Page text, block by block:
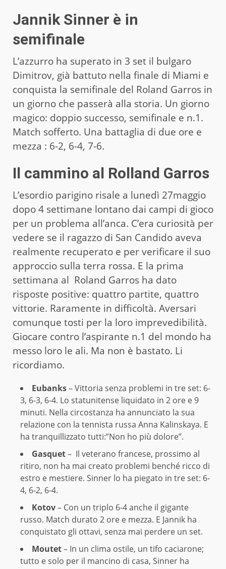
Jannik Sinner è in
semifinale
L’azzurro ha superato in 3 set il bulgaro
Dimitrov, già battuto nella finale di Miami e
conquista la semifinale del Roland Garros in
un giorno che passerà alla storia. Un giorno
magico: doppio successo, semifinale e n.1.
Match sofferto. Una battaglia di due ore e
mezza : 6-2, 6-4, 7-6.
Il cammino al Rolland Garros
L’esordio parigino risale a lunedì 27maggio
dopo 4 settimane lontano dai campi di gioco
per un problema all’anca. C’era curiosità per
vedere se il ragazzo di San Candido aveva
realmente recuperato e per verificare il suo
approccio sulla terra rossa. E la prima
settimana al Roland Garros ha dato
risposte positive: quattro partite, quattro
vittorie. Raramente in difficoltà. Aversari
comunque tosti per la loro imprevedibilità.
Giocare contro l’aspirante n.1 del mondo ha
messo loro le ali. Ma non è bastato. Li
ricordiamo.
Eubanks– Vittoria senza problemi in tre set: 6-
3, 6-3, 6-4. Lo statunitense liquidato in 2 ore e 9
minuti. Nella circostanza ha annunciato la sua
relazione con la tennista russa Anna Kalinskaya. E
ha tranquillizzato tutti:”Non ho più dolore”.
Gasquet– Il veterano francese, prossimo al
ritiro, non ha mai creato problemi benché ricco di
estro e mestiere. Sinner lo ha piegato in tre set: 6-
4, 6-2, 6-4.
Kotov– Con un triplo 6-4 anche il gigante
russo. Match durato 2 ore e mezza. E Jannik ha
conquistato gli ottavi, senza mai perdere un set.
Moutet– In un clima ostile, un tifo caciarone;
tutto e solo per il mancino di casa, Sinner ha